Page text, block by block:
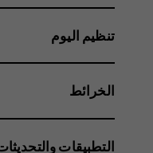
تنظيم اليوم
الخرائط
التطبيقات